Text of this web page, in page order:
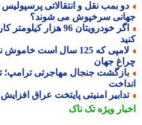
بمب نقل و انتقالاتی پرسپولیس
سرخپوش می شوند؟
لامپی که 125 سال است
جهان
جنجال مهاجرتی ترامپ؛
امنیتی پایتخت عراق افزایش
ویژهتک ناک